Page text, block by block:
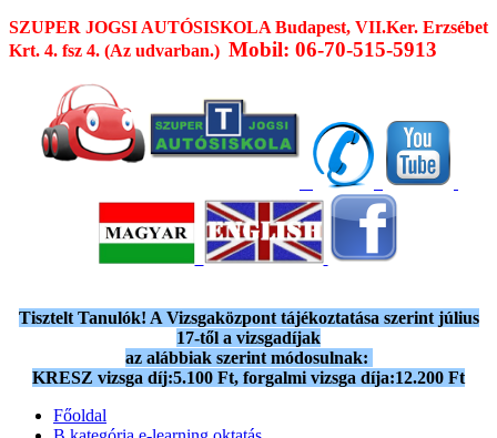
SZUPER JOGSI AUTÓSISKOLA Budapest, VII.Ker. Erzsébet
Krt. 4. fsz 4. (Az udvarban.) Mobil: 06-70-515-5913
Tisztelt Tanulók! A Vizsgaközpont tájékoztatása szerint július
17-től a vizsgadíjak
az alábbiak szerint módosulnak:
KRESZ vizsga díj:5.100 Ft, forgalmi vizsga díja:12.200 Ft
Főoldal